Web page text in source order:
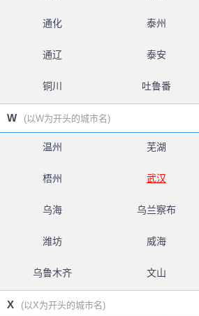
通化 泰州
通辽 泰安
铜川 吐鲁番
W (以W为开头的城市名)
温州 芜湖
梧州 武汉
乌海 乌兰察布
潍坊 威海
乌鲁木齐 文山
X (以X为开头的城市名)